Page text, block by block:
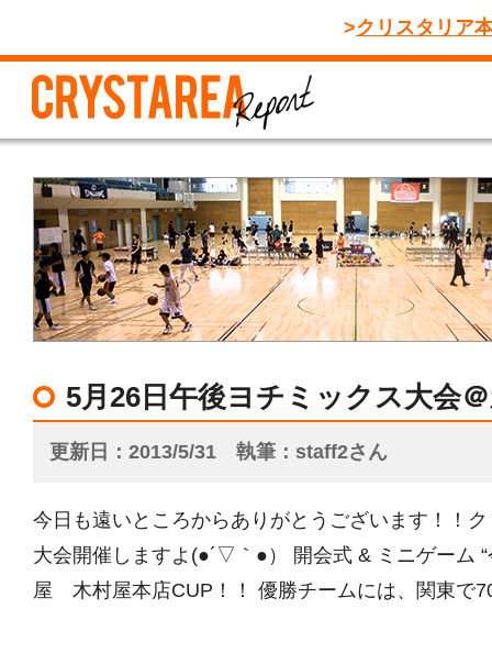
クリスタリア
5月26日午後ヨチミックス大会
更新日 2013/5/31 執筆 staff2さん
今日も遠いところからありがとうございます！！
大会開催しますよ(●´▽｀●） 開会式 & ミニゲーム
屋 木村屋本店CUP！！ 優勝チームには、関東で